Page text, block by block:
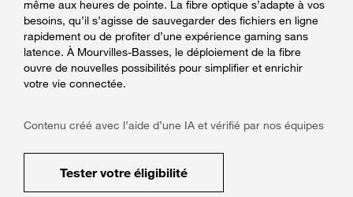
même aux heures de pointe. La fibre optique s’adapte à vos
besoins, qu’il s’agisse de sauvegarder des fichiers en ligne
rapidement ou de profiter d’une expérience gaming sans
latence. À Mourvilles-Basses, le déploiement de la fibre
ouvre de nouvelles possibilités pour simplifier et enrichir
votre vie connectée.
Contenu créé avec l’aide d’une IA et vérifié par nos équipes
Tester votre éligibilité